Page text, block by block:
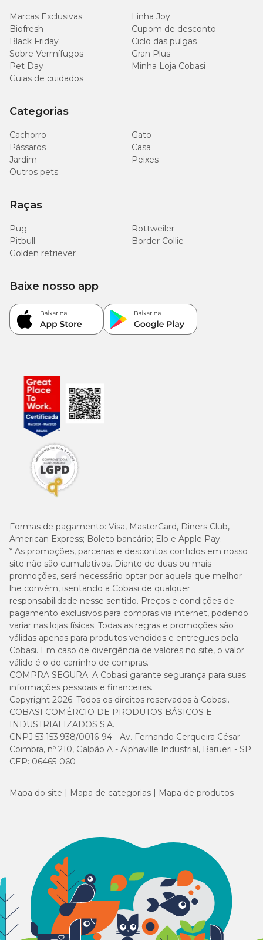
Marcas Exclusivas
Linha Joy
Biofresh
Cupom de desconto
Black Friday
Ciclo das pulgas
Sobre Vermífugos
Gran Plus
Pet Day
Minha Loja Cobasi
Guias de cuidados
Categorias
Cachorro
Gato
Pássaros
Casa
Jardim
Peixes
Outros pets
Raças
Pug
Rottweiler
Pitbull
Border Collie
Golden retriever
Formas de pagamento: Visa, MasterCard, Diners Club,
American Express; Boleto bancário; Elo e Apple Pay.
* As promoções, parcerias e descontos contidos em nosso
site não são cumulativos. Diante de duas ou mais
promoções, será necessário optar por aquela que melhor
lhe convém, isentando a Cobasi de qualquer
responsabilidade nesse sentido. Preços e condições de
pagamento exclusivos para compras via internet, podendo
variar nas lojas físicas. Todas as regras e promoções são
válidas apenas para produtos vendidos e entregues pela
Cobasi. Em caso de divergência de valores no site, o valor
válido é o do carrinho de compras.
COMPRA SEGURA. A Cobasi garante segurança para suas
informações pessoais e financeiras.
Copyright 2026. Todos os direitos reservados à Cobasi.
COBASI COMÉRCIO DE PRODUTOS BÁSICOS E
INDUSTRIALIZADOS S.A.
CNPJ 53.153.938/0016-94 - Av. Fernando Cerqueira César
Coimbra, nº 210, Galpão A - Alphaville Industrial, Barueri - SP
CEP: 06465-060
Baixe nosso app
Mapa do site Mapa de categorias Mapa de produtos